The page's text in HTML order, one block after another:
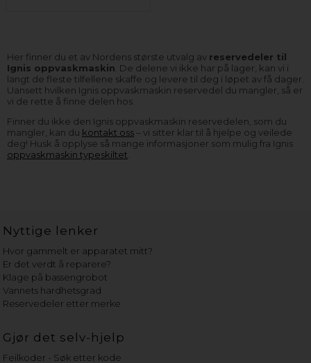
Her finner du et av Nordens største utvalg av reservedeler til
Ignis oppvaskmaskin . De delene vi ikke har på lager, kan vi i
langt de fleste tilfellene skaffe og levere til deg i løpet av få dager.
Uansett hvilken Ignis oppvaskmaskin reservedel du mangler, så er
vi de rette å finne delen hos.
Finner du ikke den Ignis oppvaskmaskin reservedelen, som du
mangler, kan du kontakt oss– vi sitter klar til å hjelpe og veilede
deg! Husk å opplyse så mange informasjoner som mulig fra Ignis
oppvaskmaskin typeskiltet
Nyttige lenker
Hvor gammelt er apparatet mitt?
Er det verdt å reparere?
Klage på bassengrobot
Vannets hardhetsgrad
Reservedeler etter merke
Gjør det selv-hjelp
Feilkoder - Søk etter kode